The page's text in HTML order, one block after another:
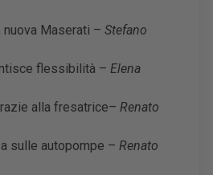
Maserati – Stefano
flessibilità – Elena
alla fresatrice– Renato
sulle autopompe – Renato